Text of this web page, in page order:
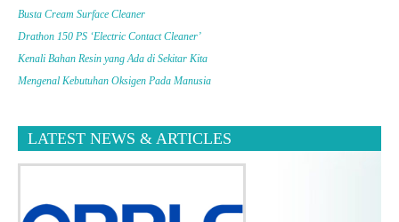
Busta Cream Surface Cleaner
Drathon 150 PS ‘Electric Contact Cleaner’
Kenali Bahan Resin yang Ada di Sekitar Kita
Mengenal Kebutuhan Oksigen Pada Manusia
LATEST NEWS & ARTICLES